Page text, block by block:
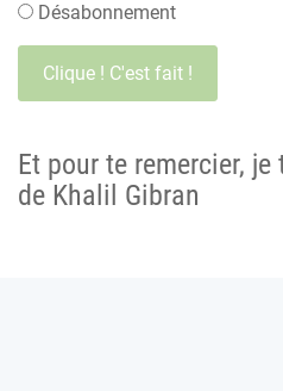
Désabonnement
Et pour te remercier,
de Khalil Gibran